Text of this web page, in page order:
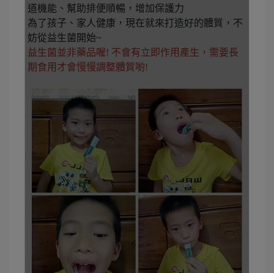
道機能、幫助排便順暢，增加保護力
為了孩子、家人健康，現在就來打造好的體質，不
妨從益生菌開始~
益生菌並非藥品喔! 不會有立即作用產生，需要長
期食用才會慢慢調整體質喲!